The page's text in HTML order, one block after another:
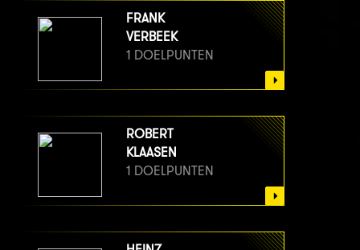
FRANK
VERBEEK
1 DOELPUNTEN
ROBERT
KLAASEN
1 DOELPUNTEN